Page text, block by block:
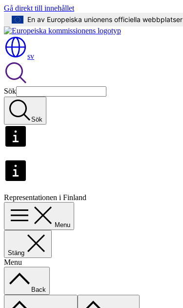
Gå direkt till innehållet
En av Europeiska unionens officiella webbplatser
sv
Sök
Sök
Representationen i Finland
Menu
Stäng
Menu
Back